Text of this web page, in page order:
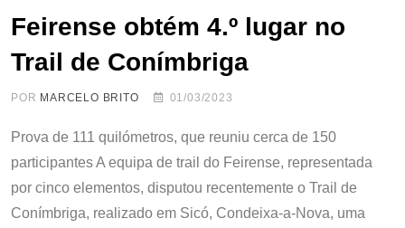
Feirense obtém 4.º lugar no
Trail de Conímbriga
POR MARCELO BRITO 01/03/2023
Prova de 111 quilómetros, que reuniu cerca de 150
participantes A equipa de trail do Feirense, representada
por cinco elementos, disputou recentemente o Trail de
Conímbriga, realizado em Sicó, Condeixa-a-Nova, uma